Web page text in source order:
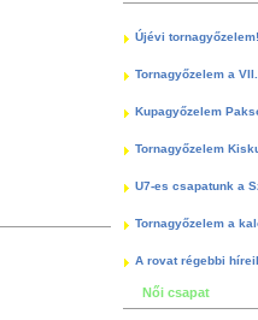
Újévi tornagyőzelem!
Tornagyőzelem a
Kupagyőzelem
Tornagyőzelem
U7-es csapatunk a
Tornagyőzelem a
A rovat régebbi
Női csapat